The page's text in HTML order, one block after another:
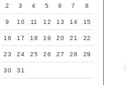
2 3 4 5 6 7 8
9 10 11 12 13 14 15
16 17 18 19 20 21 22
23 24 25 26 27 28 29
30 31